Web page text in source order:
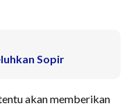
Sopir
akan memberikan